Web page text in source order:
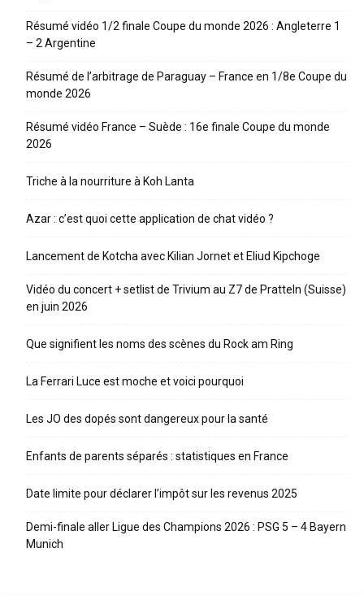
Résumé vidéo 1/2 finale Coupe du monde 2026 : Angleterre 1
– 2 Argentine
Résumé de l’arbitrage de Paraguay – France en 1/8e Coupe du
monde 2026
Résumé vidéo France – Suède : 16e finale Coupe du monde
2026
Triche à la nourriture à Koh Lanta
Azar : c’est quoi cette application de chat vidéo ?
Lancement de Kotcha avec Kilian Jornet et Eliud Kipchoge
Vidéo du concert + setlist de Trivium au Z7 de Pratteln (Suisse)
en juin 2026
Que signifient les noms des scènes du Rock am Ring
La Ferrari Luce est moche et voici pourquoi
Les JO des dopés sont dangereux pour la santé
Enfants de parents séparés : statistiques en France
Date limite pour déclarer l’impôt sur les revenus 2025
Demi-finale aller Ligue des Champions 2026 : PSG 5 – 4 Bayern
Munich